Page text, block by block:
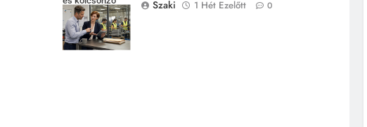
egyeztet modern
műhely mellett
Szaki
1 Hét Ezelőtt 0